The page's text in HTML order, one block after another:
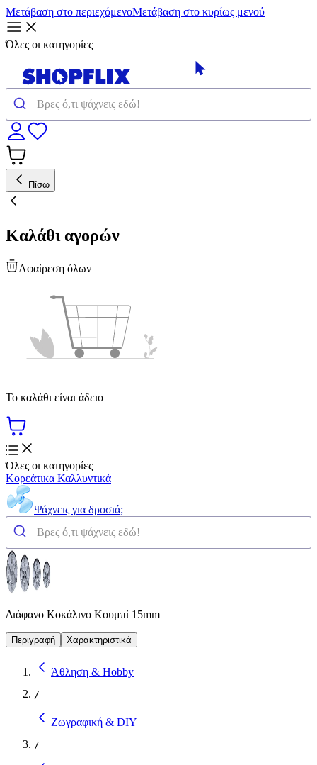
Μετάβαση στο περιεχόμενοΜετάβαση στο κυρίως μενού
Όλες οι κατηγορίες
Πίσω
Καλάθι αγορών
Αφαίρεση όλων
Το καλάθι είναι άδειο
Όλες οι κατηγορίες
Κορεάτικα Καλλυντικά
Ψάχνεις για δροσιά;
Διάφανο Κοκάλινο Κουμπί 15mm
Περιγραφή Χαρακτηριστικά
Άθληση & Hobby
/
Ζωγραφική & DIY
/